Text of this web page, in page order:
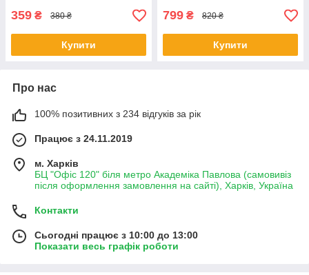
359 ₴ 380 ₴
Купити
799 ₴ 820 ₴
Купити
Про нас
100% позитивних з 234 відгуків за рік
Працює з 24.11.2019
м. Харків
БЦ "Офіс 120" біля метро Академіка Павлова (самовивіз
після оформлення замовлення на сайті), Харків, Україна
Контакти
Сьогодні працює з 10:00 до 13:00
Показати весь графік роботи